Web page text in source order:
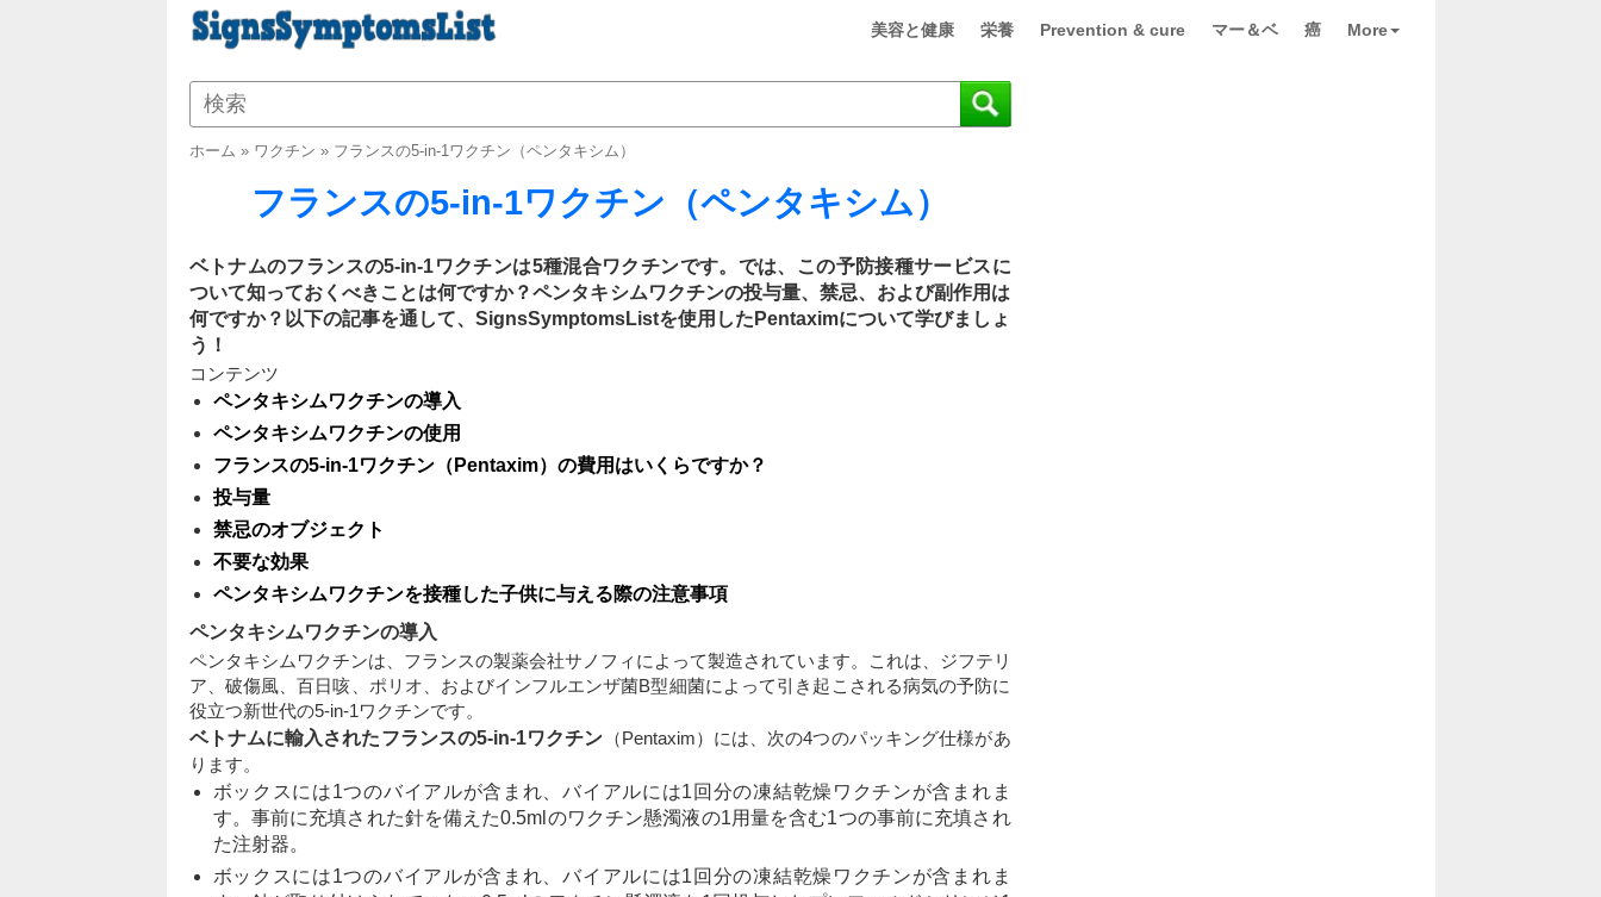
美容と健康 栄養 Prevention & cure マー＆ベ 癌 More
ホーム » ワクチン » フランスの5-in-1ワクチン（ペンタキシム）
フランスの5-in-1ワクチン（ペンタキシム）
ベトナムのフランスの5-in-1ワクチンは5種混合ワクチンです。では、この予防接種サービスに
ついて知っておくべきことは何ですか？ペンタキシムワクチンの投与量、禁忌、および副作用は
何ですか？以下の記事を通して、SignsSymptomsListを使用したPentaximについて学びましょ
う！
コンテンツ
ペンタキシムワクチンの導入
ペンタキシムワクチンの使用
フランスの5-in-1ワクチン（Pentaxim）の費用はいくらですか？
投与量
禁忌のオブジェクト
不要な効果
ペンタキシムワクチンを接種した子供に与える際の注意事項
ペンタキシムワクチンの導入
ペンタキシムワクチンは、フランスの製薬会社サノフィによって製造されています。これは、ジフテリ
ア、破傷風、百日咳、ポリオ、およびインフルエンザ菌B型細菌によって引き起こされる病気の予防に
役立つ新世代の5-in-1ワクチンです。
ベトナムに輸入されたフランスの5-in-1ワクチン （Pentaxim）には、次の4つのパッキング仕様があ
ります。
ボックスには1つのバイアルが含まれ、バイアルには1回分の凍結乾燥ワクチンが含まれま
す。事前に充填された針を備えた0.5mlのワクチン懸濁液の1用量を含む1つの事前に充填され
た注射器。
ボックスには1つのバイアルが含まれ、バイアルには1回分の凍結乾燥ワクチンが含まれま